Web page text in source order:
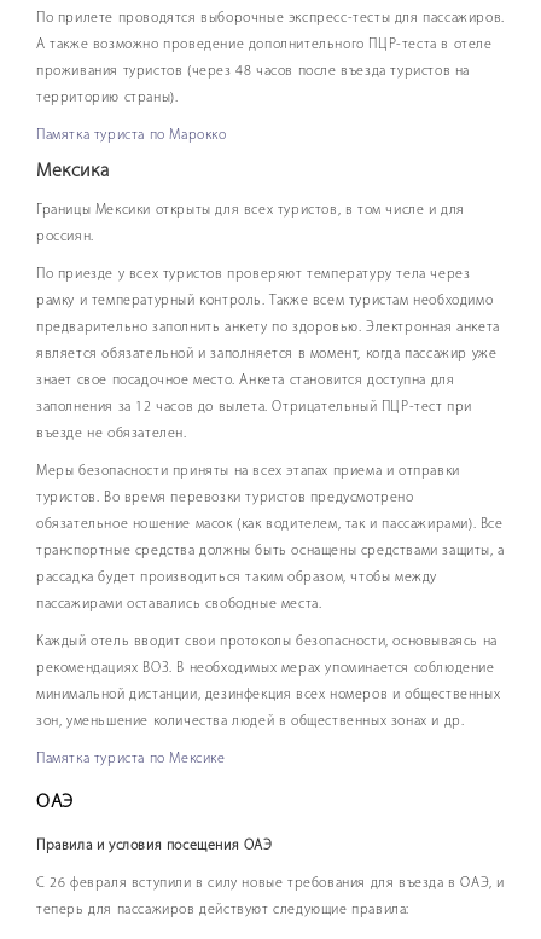
По прилете проводятся выборочные экспресс-тесты для пассажиров.
А также возможно проведение дополнительного ПЦР-теста в отеле
проживания туристов (через 48 часов после въезда туристов на
территорию страны).
Памятка туриста по Марокко
Мексика
Границы Мексики открыты для всех туристов, в том числе и для
россиян.
По приезде у всех туристов проверяют температуру тела через
рамку и температурный контроль. Также всем туристам необходимо
предварительно заполнить анкету по здоровью. Электронная анкета
является обязательной и заполняется в момент, когда пассажир уже
знает свое посадочное место. Анкета становится доступна для
заполнения за 12 часов до вылета. Отрицательный ПЦР-тест при
въезде не обязателен.
Меры безопасности приняты на всех этапах приема и отправки
туристов. Во время перевозки туристов предусмотрено
обязательное ношение масок (как водителем, так и пассажирами). Все
транспортные средства должны быть оснащены средствами защиты, а
рассадка будет производиться таким образом, чтобы между
пассажирами оставались свободные места.
Каждый отель вводит свои протоколы безопасности, основываясь на
рекомендациях ВОЗ. В необходимых мерах упоминается соблюдение
минимальной дистанции, дезинфекция всех номеров и общественных
зон, уменьшение количества людей в общественных зонах и др.
Памятка туриста по Мексике
ОАЭ
Правила и условия посещения ОАЭ
С 26 февраля вступили в силу новые требования для въезда в ОАЭ, и
теперь для пассажиров действуют следующие правила: